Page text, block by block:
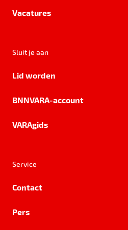
Vacatures
Sluit je aan
Lid worden
BNNVARA-account
VARAgids
Service
Contact
Pers